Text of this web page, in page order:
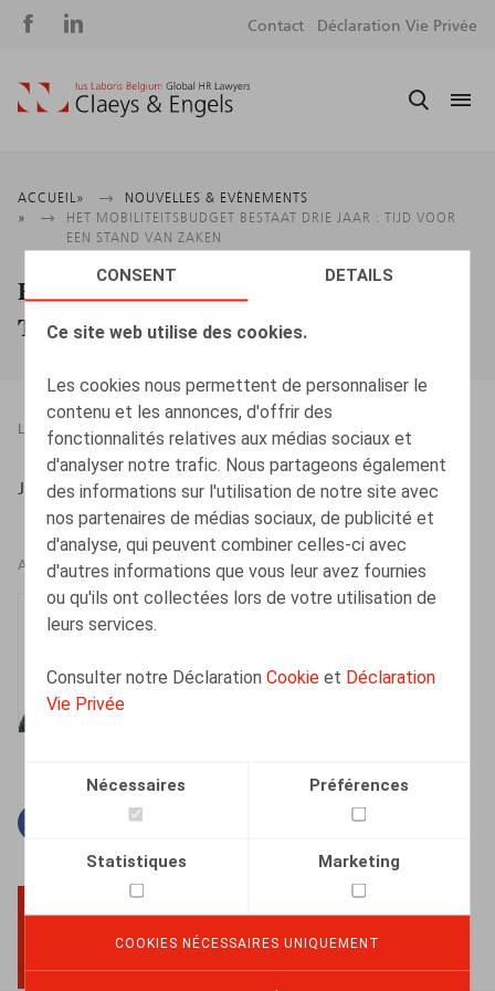
CONSENT DETAILS
Ce site web utilise des cookies.
Les cookies nous permettent de personnaliser le
contenu et les annonces, d'offrir des
fonctionnalités relatives aux médias sociaux et
d'analyser notre trafic. Nous partageons également
des informations sur l'utilisation de notre site avec
nos partenaires de médias sociaux, de publicité et
d'analyse, qui peuvent combiner celles-ci avec
d'autres informations que vous leur avez fournies
ou qu'ils ont collectées lors de votre utilisation de
leurs services.
Consulter notre DéclarationCookie et Déclaration
Vie Privée
Nécessaires Préférences
Statistiques Marketing
COOKIES NÉCESSAIRES UNIQUEMENT
Social
Contact Déclaration Vie Privée
Fil
d'Ariane
ACCUEIL
NOUVELLES & EVÈNEMENTS
HET MOBILITEITSBUDGET BESTAAT DRIE JAAR : TIJD VOOR
EEN STAND VAN ZAKEN
Het mobiliteitsbudget bestaat drie jaar :
Tijd voor een stand van zaken
LIVRES 14.04.2022
Jan Lein, Kluwer, 2022, 95 p.
AUTEURS
Facebook
TwitterLinkedin
BACK TO TOP